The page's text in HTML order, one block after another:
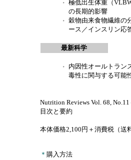
・ 極低出生体重（
の長期的影響
・ 穀物由来食物繊維の
ース／インスリン応
最新科学
・ 内因性オールトラン
毒性に関与する可能
Nutrition Reviews Vol. 68,
目次と要約
本体価格2,100円＋消費税（送
＊購入方法